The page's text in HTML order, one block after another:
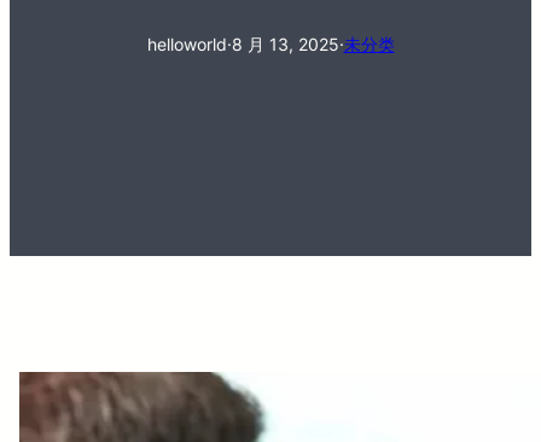
helloworld·8 月 13, 2025·未分类